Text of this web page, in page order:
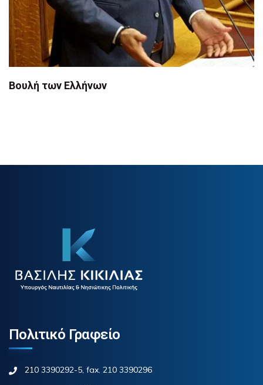
Βουλή των Ελλήνων
Πολιτικό Γραφείο
210 3390292-5, fax. 210 3390296